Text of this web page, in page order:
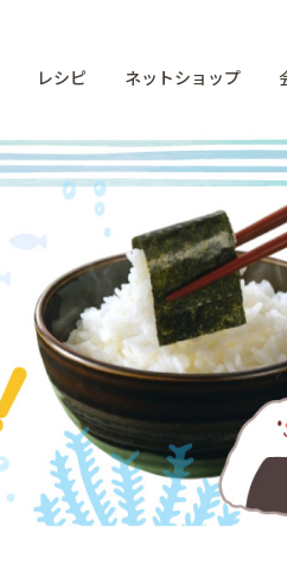
レシピ ネットショップ